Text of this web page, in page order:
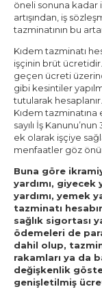
öneli sonuna kadar
artışından, iş
tazminatının bu
Kıdem tazminatı
işçinin brüt
geçen ücreti
gibi kesintiler
tutularak hesaplanır.
Kıdem
sayılı İş
ek olarak işçiye
menfaatler göz
Buna göre
yardımı, giyecek
yardımı, yemek
tazminatı
sağlık sigortası
ödemeleri de
dahil olup,
rakamları ya da
değişkenlik
genişletilmiş